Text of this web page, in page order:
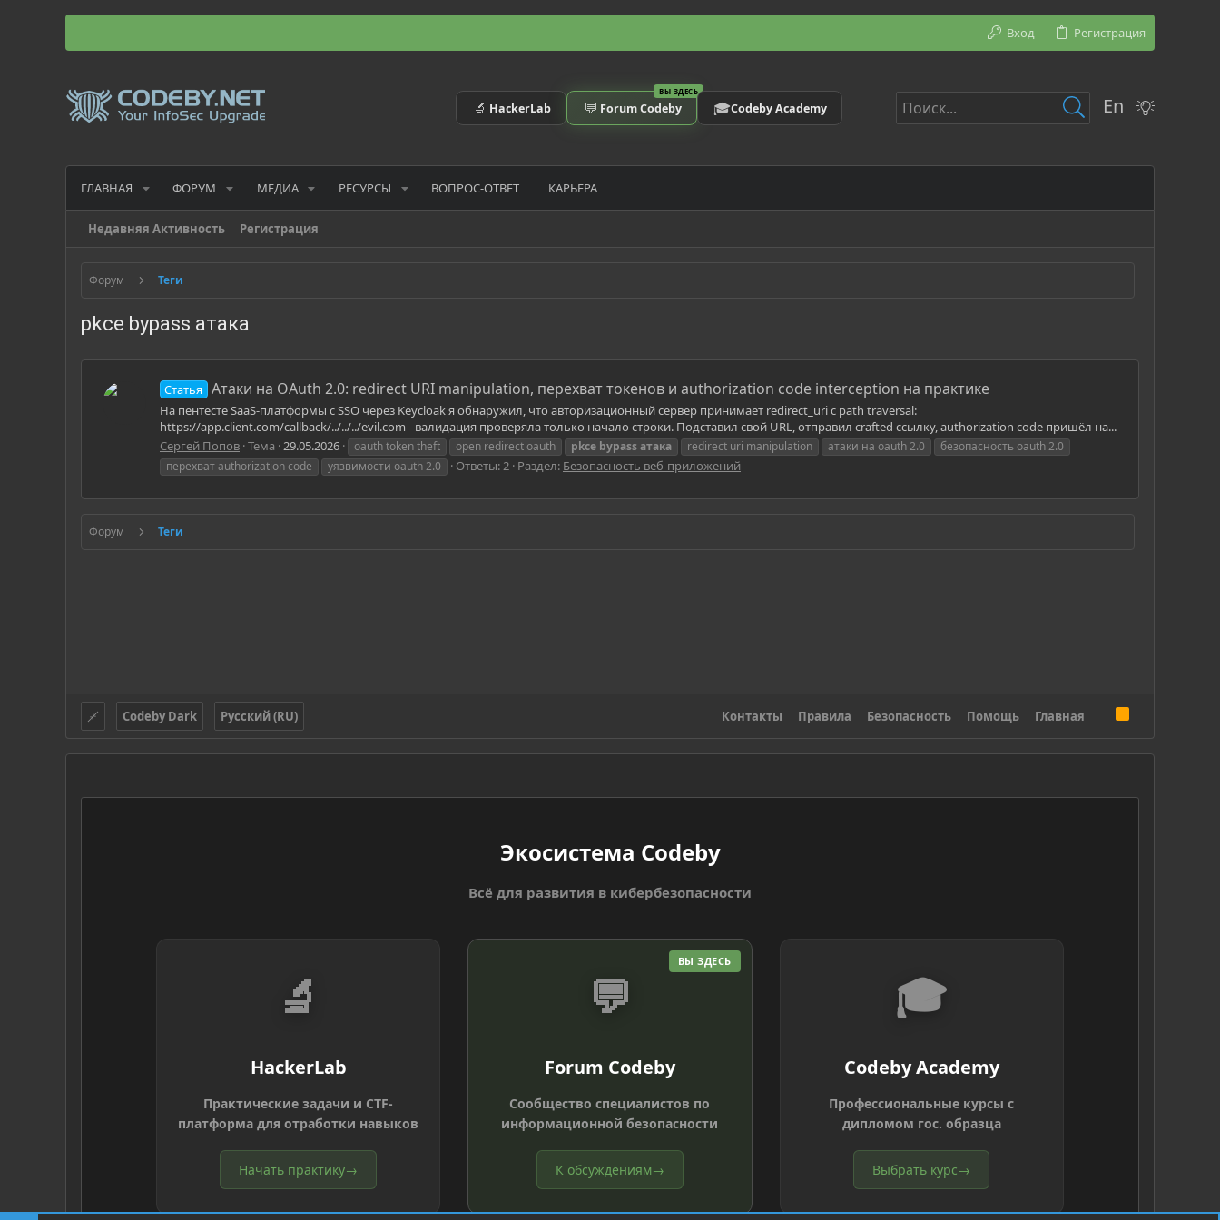
Вход Регистрация
🔬 HackerLab
ВЫ ЗДЕСЬ
💬 Forum Codeby 🎓Codeby Academy En
ГЛАВНАЯ ФОРУМ МЕДИА РЕСУРСЫ ВОПРОС-ОТВЕТ КАРЬЕРА
Недавняя Активность Регистрация
Форум Теги
pkce bypass атака
Статья Атаки на OAuth 2.0: redirect URI manipulation, перехват токенов и authorization code interception на практике
На пентесте SaaS-платформы с SSO через Keycloak я обнаружил, что авторизационный сервер принимает redirect_uri с path traversal:
https://app.client.com/callback/../../../evil.com - валидация проверяла только начало строки. Подставил свой URL, отправил crafted ссылку, authorization code пришёл на...
Сергей Попов Тема 29.05.2026 oauth token theft open redirect oauth pkce bypassатака redirect uri manipulation атаки на oauth 2.0
безопасность oauth 2.0
перехват authorization code
уязвимости oauth 2.0 Ответы: 2 Раздел: Безопасность веб-приложений
Форум Теги
Codeby Dark Русский (RU) Контакты Правила Безопасность Помощь Главная
S
Экосистема Codeby
Всё для развития в кибербезопасности
🔬
HackerLab
Практические задачи и CTF-
платформа для отработки навыков
Начать практику→
ВЫ ЗДЕСЬ
💬
Forum Codeby
Сообщество специалистов по
информационной безопасности
К обсуждениям→
🎓
Codeby Academy
Профессиональные курсы с
дипломом гос. образца
Выбрать курс→